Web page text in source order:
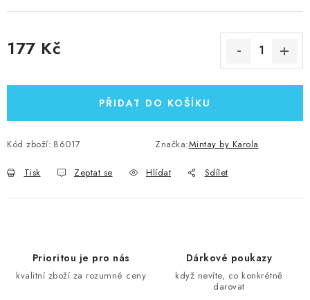
177 Kč
PŘIDAT DO KOŠÍKU
Kód zboží: 86017 Značka:Mintay by Karola
Tisk Zeptat se Hlídat Sdílet
Prioritou je pro nás
kvalitní zboží za rozumné ceny
Dárkové poukazy
když nevíte, co konkrétně
darovat